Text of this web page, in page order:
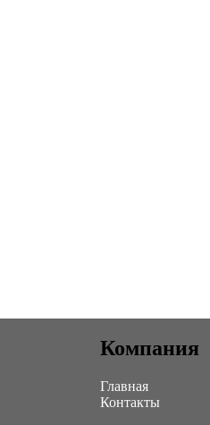
Компания
Главная
Контакты